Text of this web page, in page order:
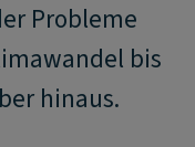
Probleme
bis
hinaus.